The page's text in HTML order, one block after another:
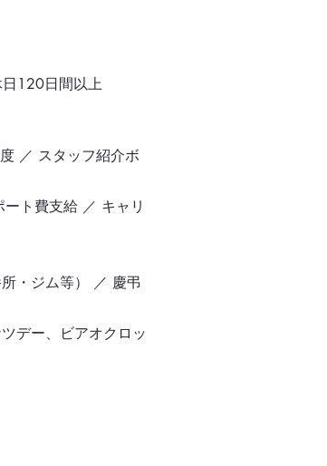
120日間以上
／ スタッフ紹介ボ
ト費支給 ／ キャリ
・ジム等） ／ 慶弔
デー、ビアオクロッ